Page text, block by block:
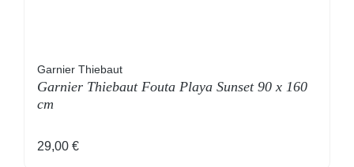
Garnier Thiebaut
Garnier Thiebaut Fouta Playa Sunset 90 x 160
cm
Regulärer Preis:
29,00 €